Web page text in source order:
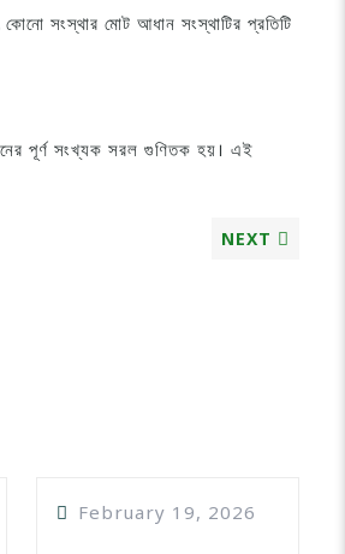
সংস্থার মোট আধান সংস্থাটির প্রতিটি
পূর্ণ সংখ্যক সরল গুণিতক হয়। এই
NEXT
February 19, 2026